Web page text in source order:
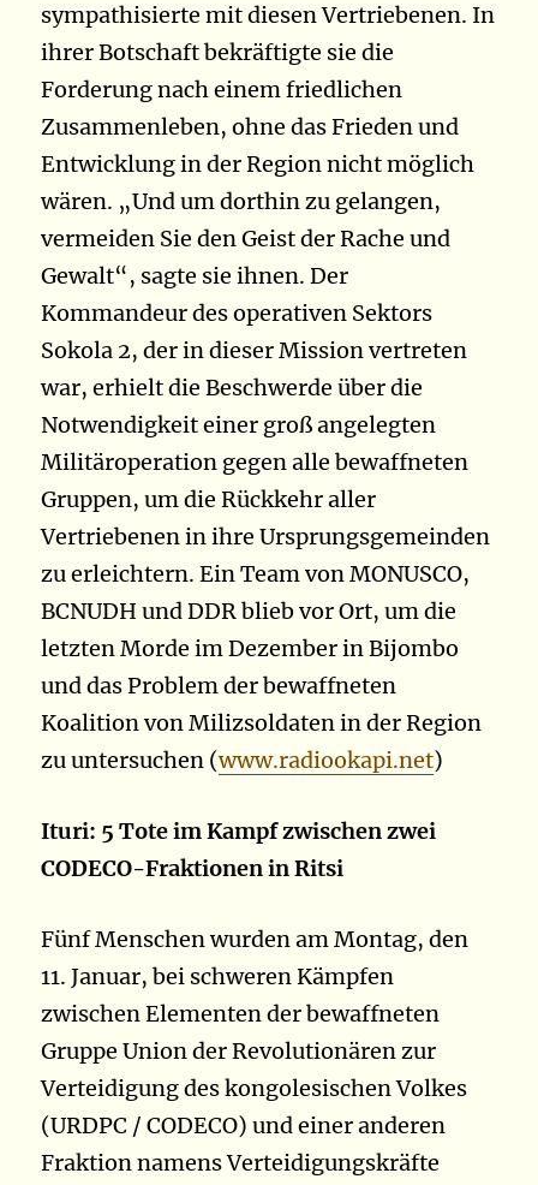
sympathisierte mit diesen Vertriebenen. In
ihrer Botschaft bekräftigte sie die
Forderung nach einem friedlichen
Zusammenleben, ohne das Frieden und
Entwicklung in der Region nicht möglich
wären. „Und um dorthin zu gelangen,
vermeiden Sie den Geist der Rache und
Gewalt“, sagte sie ihnen. Der
Kommandeur des operativen Sektors
Sokola 2, der in dieser Mission vertreten
war, erhielt die Beschwerde über die
Notwendigkeit einer groß angelegten
Militäroperation gegen alle bewaffneten
Gruppen, um die Rückkehr aller
Vertriebenen in ihre Ursprungsgemeinden
zu erleichtern. Ein Team von MONUSCO,
BCNUDH und DDR blieb vor Ort, um die
letzten Morde im Dezember in Bijombo
und das Problem der bewaffneten
Koalition von Milizsoldaten in der Region
zu untersuchen (www.radiookapi.net)
Ituri: 5 Tote im Kampf zwischen zwei
CODECO-Fraktionen in Ritsi
Fünf Menschen wurden am Montag, den
11. Januar, bei schweren Kämpfen
zwischen Elementen der bewaffneten
Gruppe Union der Revolutionären zur
Verteidigung des kongolesischen Volkes
(URDPC / CODECO) und einer anderen
Fraktion namens Verteidigungskräfte